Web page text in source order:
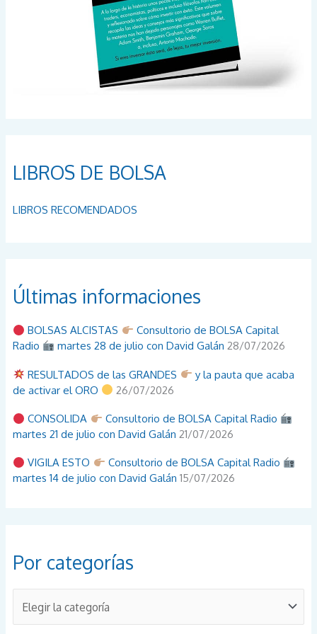
LIBROS DE BOLSA
LIBROS RECOMENDADOS
Últimas informaciones
BOLSAS ALCISTAS
Consultorio de BOLSA Capital
Radio
martes 28 de julio con David Galán 28/07/2026
RESULTADOS de las GRANDES
y la pauta que acaba
de activar el ORO
26/07/2026
CONSOLIDA
Consultorio de BOLSA Capital Radio
martes 21 de julio con David Galán 21/07/2026
VIGILA ESTO
Consultorio de BOLSA Capital Radio
martes 14 de julio con David Galán 15/07/2026
Por categorías